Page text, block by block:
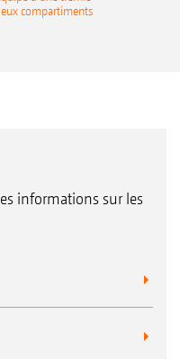
compartiments
informations sur les